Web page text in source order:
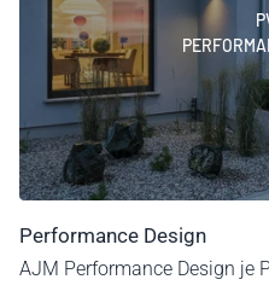
Performance Design
AJM Performance Design je